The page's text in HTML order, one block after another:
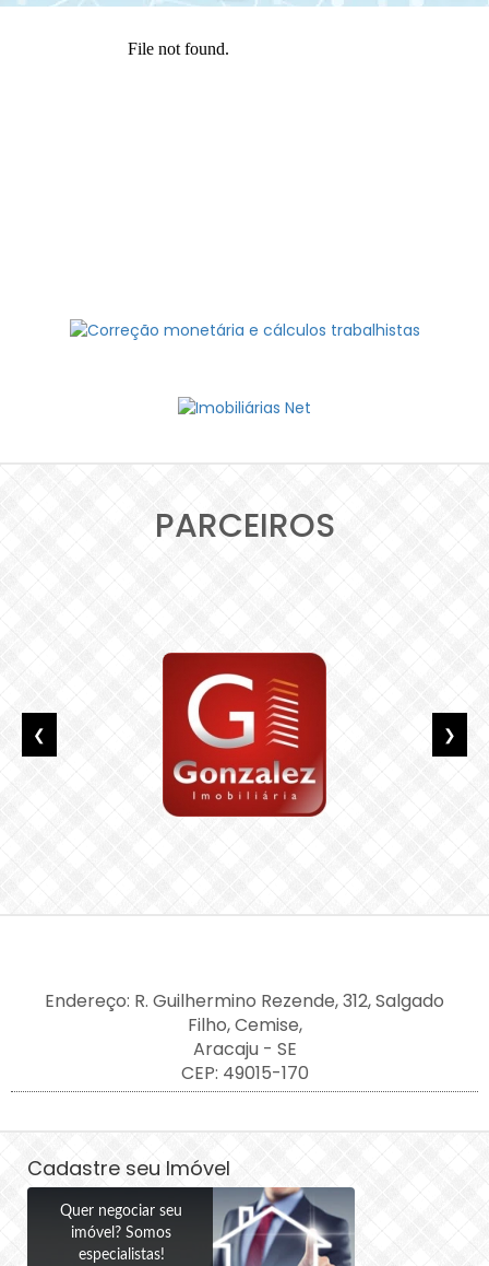
PARCEIROS
❮ ❯
Endereço: R. Guilhermino Rezende, 312, Salgado
Filho, Cemise,
Aracaju - SE
CEP: 49015-170
Cadastre seu Imóvel
Quer negociar seu
imóvel? Somos
especialistas!